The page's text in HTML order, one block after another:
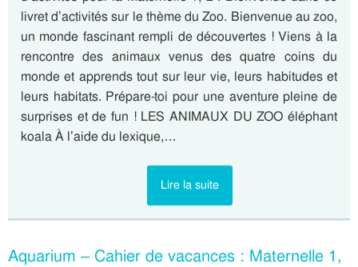
livret d’activités sur le thème du Zoo. Bienvenue au zoo,
un monde fascinant rempli de découvertes ! Viens à la
rencontre des animaux venus des quatre coins du
monde et apprends tout sur leur vie, leurs habitudes et
leurs habitats. Prépare-toi pour une aventure pleine de
surprises et de fun ! LES ANIMAUX DU ZOO éléphant
koala À l’aide du lexique,…
Lire la suite
Aquarium – Cahier de vacances : Maternelle 1,